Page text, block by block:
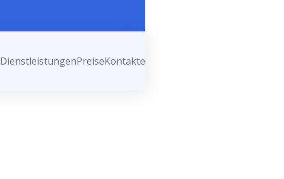
DienstleistungenPreiseKontakte